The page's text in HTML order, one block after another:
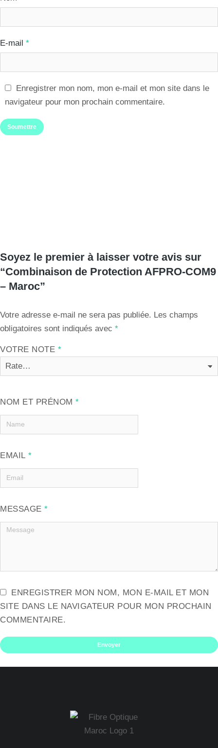
E-mail *
Enregistrer mon nom, mon e-mail et mon site dans le
navigateur pour mon prochain commentaire.
Soyez le premier à laisser votre avis sur
“Combinaison de Protection AFPRO-COM9
– Maroc”
Votre adresse e-mail ne sera pas publiée. Les champs
obligatoires sont indiqués avec *
VOTRE NOTE *
NOM ET PRÉNOM *
EMAIL *
MESSAGE *
ENREGISTRER MON NOM, MON E-MAIL ET MON
SITE DANS LE NAVIGATEUR POUR MON PROCHAIN
COMMENTAIRE.
Envoyer